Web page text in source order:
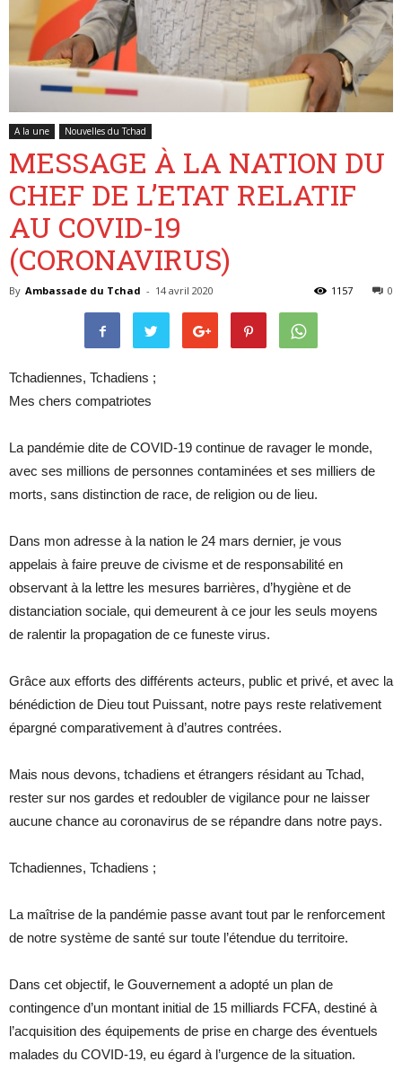
A la une Nouvelles du Tchad
MESSAGE À LA NATION DU
CHEF DE L’ETAT RELATIF
AU COVID-19
(CORONAVIRUS)
By Ambassade du Tchad - 14 avril 2020 0
1157
Tchadiennes, Tchadiens ;
Mes chers compatriotes
La pandémie dite de COVID-19 continue de ravager le monde,
avec ses millions de personnes contaminées et ses milliers de
morts, sans distinction de race, de religion ou de lieu.
Dans mon adresse à la nation le 24 mars dernier, je vous
appelais à faire preuve de civisme et de responsabilité en
observant à la lettre les mesures barrières, d’hygiène et de
distanciation sociale, qui demeurent à ce jour les seuls moyens
de ralentir la propagation de ce funeste virus.
Grâce aux efforts des différents acteurs, public et privé, et avec la
bénédiction de Dieu tout Puissant, notre pays reste relativement
épargné comparativement à d’autres contrées.
Mais nous devons, tchadiens et étrangers résidant au Tchad,
rester sur nos gardes et redoubler de vigilance pour ne laisser
aucune chance au coronavirus de se répandre dans notre pays.
Tchadiennes, Tchadiens ;
La maîtrise de la pandémie passe avant tout par le renforcement
de notre système de santé sur toute l’étendue du territoire.
Dans cet objectif, le Gouvernement a adopté un plan de
contingence d’un montant initial de 15 milliards FCFA, destiné à
l’acquisition des équipements de prise en charge des éventuels
malades du COVID-19, eu égard à l’urgence de la situation.